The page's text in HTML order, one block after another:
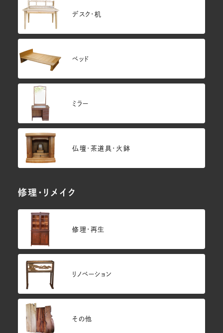
デスク・机
ベッド
ミラー
仏壇･茶道具・火鉢
修理・リメイク
修理・再生
リノベーション
その他